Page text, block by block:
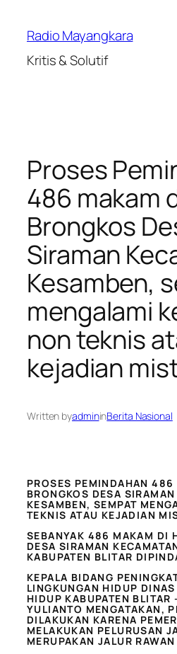
Radio Mayangkara
Kritis & Solutif
Proses
486 makam
Brongkos
Siraman
Kesamben,
mengalami
non teknis
kejadian
Written byadmininBerita Nasional
PROSES PEMINDAHAN
BRONGKOS DESA
KESAMBEN, SEMPAT
TEKNIS ATAU KEJADIAN
SEBANYAK 486 MAKAM DI
DESA SIRAMAN
KABUPATEN BLITAR
KEPALA BIDANG
LINGKUNGAN HIDUP
HIDUP KABUPATEN
YULIANTO MENGATAKAN,
DILAKUKAN KARENA
MELAKUKAN PELURUSAN
MERUPAKAN JALUR